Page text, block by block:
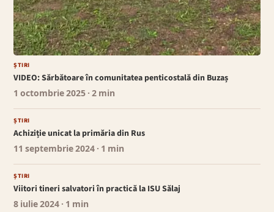
ȘTIRI
VIDEO: Sărbătoare în comunitatea penticostală din Buzaș
1 octombrie 2025 · 2 min
ȘTIRI
Achiziție unicat la primăria din Rus
11 septembrie 2024 · 1 min
ȘTIRI
Viitori tineri salvatori în practică la ISU Sălaj
8 iulie 2024 · 1 min